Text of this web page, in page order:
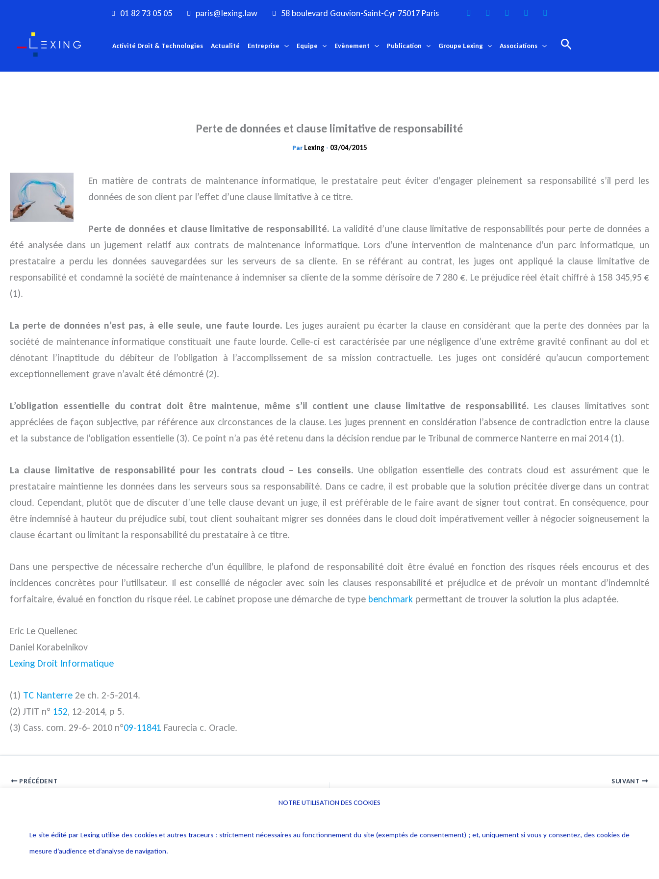
contenu
01 82 73 05 05 paris@lexing.law 58 boulevard Gouvion-Saint-Cyr 75017 Paris
Activité Droit & Technologies Actualité Entreprise Equipe Evènement Publication Groupe Lexing Associations Rechercher
Perte de données et clause limitative de responsabilité
Par Lexing - 03/04/2015
En matière de contrats de maintenance informatique, le prestataire peut éviter d’engager pleinement sa responsabilité s’il perd les
données de son client par l’effet d’une clause limitative à ce titre.
Perte de données et clause limitative de responsabilité. La validité d’une clause limitative de responsabilités pour perte de données a
été analysée dans un jugement relatif aux contrats de maintenance informatique. Lors d’une intervention de maintenance d’un parc informatique, un
prestataire a perdu les données sauvegardées sur les serveurs de sa cliente. En se référant au contrat, les juges ont appliqué la clause limitative de
responsabilité et condamné la société de maintenance à indemniser sa cliente de la somme dérisoire de 7 280 €. Le préjudice réel était chiffré à 158 345,95 €
(1).
La perte de données n’est pas, à elle seule, une faute lourde. Les juges auraient pu écarter la clause en considérant que la perte des données par la
société de maintenance informatique constituait une faute lourde. Celle-ci est caractérisée par une négligence d’une extrême gravité confinant au dol et
dénotant l’inaptitude du débiteur de l’obligation à l’accomplissement de sa mission contractuelle. Les juges ont considéré qu’aucun comportement
exceptionnellement grave n’avait été démontré (2).
L’obligation essentielle du contrat doit être maintenue, même s’il contient une clause limitative de responsabilité. Les clauses limitatives sont
appréciées de façon subjective, par référence aux circonstances de la clause. Les juges prennent en considération l’absence de contradiction entre la clause
et la substance de l’obligation essentielle (3). Ce point n’a pas été retenu dans la décision rendue par le Tribunal de commerce Nanterre en mai 2014 (1).
La clause limitative de responsabilité pour les contrats cloud – Les conseils. Une obligation essentielle des contrats cloud est assurément que le
prestataire maintienne les données dans les serveurs sous sa responsabilité. Dans ce cadre, il est probable que la solution précitée diverge dans un contrat
cloud. Cependant, plutôt que de discuter d’une telle clause devant un juge, il est préférable de le faire avant de signer tout contrat. En conséquence, pour
être indemnisé à hauteur du préjudice subi, tout client souhaitant migrer ses données dans le cloud doit impérativement veiller à négocier soigneusement la
clause écartant ou limitant la responsabilité du prestataire à ce titre.
Dans une perspective de nécessaire recherche d’un équilibre, le plafond de responsabilité doit être évalué en fonction des risques réels encourus et des
incidences concrètes pour l’utilisateur. Il est conseillé de négocier avec soin les clauses responsabilité et préjudice et de prévoir un montant d’indemnité
forfaitaire, évalué en fonction du risque réel. Le cabinet propose une démarche de type benchmark permettant de trouver la solution la plus adaptée.
Eric Le Quellenec
Daniel Korabelnikov
Lexing Droit Informatique
(1) TC Nanterre 2e ch. 2-5-2014.
(2) JTIT n° 152, 12-2014, p 5.
(3) Cass. com. 29-6- 2010 n°09-11841 Faurecia c. Oracle.
PRÉCÉDENT SUIVANT
NOTRE UTILISATION DES COOKIES
Le site édité par Lexing utilise des cookies et autres traceurs : strictement nécessaires au fonctionnement du site (exemptés de consentement) ; et, uniquement si vous y consentez, des cookies de
mesure d’audience et d’analyse de navigation.